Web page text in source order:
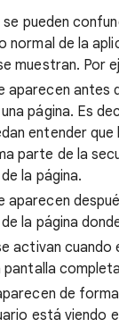
se pueden
normal de la
muestran. Por
aparecen antes
página. Es
entender
parte de la
la página.
aparecen
la página
activan cuando
de
está viendo